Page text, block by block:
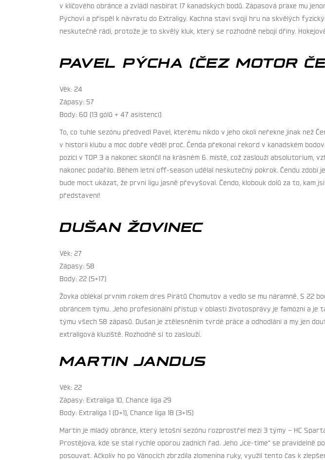
v klíčového obránce a zvládl nasbírat 17 kanadských bodů. Zápasová praxe mu
Pýchovi a přispěl k návratu do Extraligy. Kachna staví svoji hru na skvělých
neskutečně rádi, protože je to skvělý kluk, který se rozhodně nebojí dřiny.
PAVEL PÝCHA (ČEZ MOTOR
Věk: 24
Zápasy: 57
Body: 60 (13 gólů + 47 asistencí)
To, co tuhle sezónu předvedl Pavel, kterému nikdo v jeho okolí neřekne jinak než
v historii klubu a moc dobře věděl proč. Čenda překonal rekord v kanadském
pozici v TOP 3 a nakonec skončil na krásném 6. místě, což zaslouží absolutorium,
nakonec podařilo. Během letní off-season udělal neskutečný pokrok. Čendu zdobí
bude moct ukázat, že první ligu jasně převyšoval. Čendo, klobouk dolů za to, kam
představení!
DUŠAN ŽOVINEC
Věk: 27
Zápasy: 58
Body: 22 (5+17)
Žovka oblékal prvním rokem dres Pirátů Chomutov a vedlo se mu náramně. S 22
obráncem týmu. Jeho profesionální přístup v oblasti životosprávy je famózní a je
týmu všech 58 zápasů. Dušan je ztělesněním tvrdé práce a odhodlání a my jen
extraligová kluziště. Rozhodně si to zaslouží.
MARTIN JANDUS
Věk: 22
Zápasy: Extraliga 10, Chance liga 29
Body: Extraliga 1 (0+1), Chance liga 18 (3+15)
Martin je mladý obránce, který letošní sezónu rozprostřel mezi 3 týmy – HC
Prostějova, kde se stal rychle oporou zadních řad. Jeho „ice-time“ se pravidelně
posouvat. Ačkoliv ho po Vánocích zbrzdila zlomenina ruky, využil tento čas k